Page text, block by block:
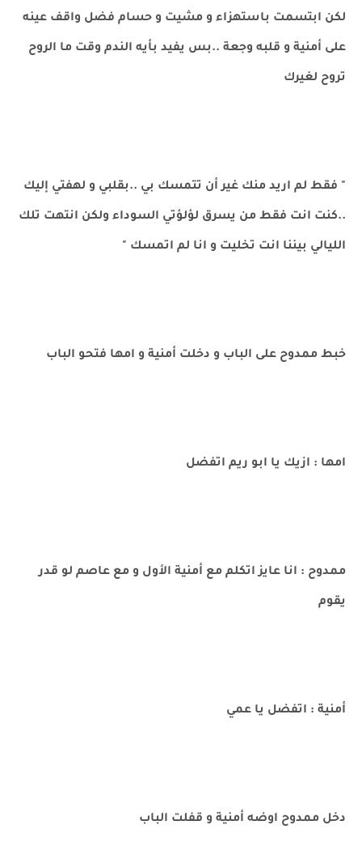
لكن ابتسمت باستهزاء و مشيت و حسام فضل واقف عينه
على أمنية و قلبه وجعة ..بس يفيد بأيه الندم وقت ما الروح
تروح لغيرك
" فقط لم اريد منك غير أن تتمسك بي ..بقلبي و لهفتي إليك
..كنت انت فقط من يسرق لؤلؤتي السوداء ولكن انتهت تلك
الليالي بيننا انت تخليت و انا لم اتمسك "
خبط ممدوح على الباب و دخلت أمنية و امها فتحو الباب
امها : ازيك يا ابو ريم اتفضل
ممدوح : انا عايز اتكلم مع أمنية الأول و مع عاصم لو قدر
يقوم
أمنية : اتفضل يا عمي
دخل ممدوح اوضه أمنية و قفلت الباب